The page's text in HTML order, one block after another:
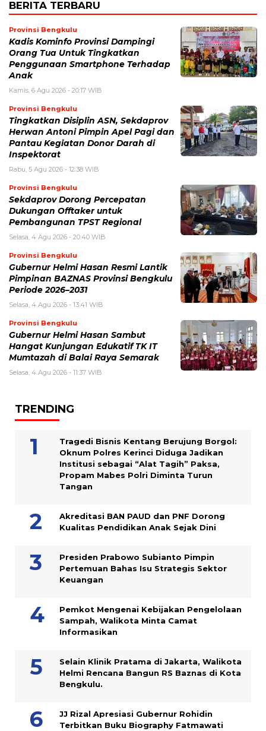
BERITA TERBARU
Provinsi Bengkulu
Kadis Kominfo Provinsi Dampingi
Orang Tua Untuk Tingkatkan
Penggunaan Smartphone Terhadap
Anak
Kamis, 6 Agu 2026 - 20:17 WIB
Provinsi Bengkulu
Tingkatkan Disiplin ASN, Sekdaprov
Herwan Antoni Pimpin Apel Pagi dan
Pantau Kegiatan Donor Darah di
Inspektorat
Rabu, 5 Agu 2026 - 12:38 WIB
Provinsi Bengkulu
Sekdaprov Dorong Percepatan
Dukungan Offtaker untuk
Pembangunan TPST Regional
Selasa, 4 Agu 2026 - 20:40 WIB
Provinsi Bengkulu
Gubernur Helmi Hasan Resmi Lantik
Pimpinan BAZNAS Provinsi Bengkulu
Periode 2026–2031
Selasa, 4 Agu 2026 - 13:41 WIB
Provinsi Bengkulu
Gubernur Helmi Hasan Sambut
Hangat Kunjungan Edukatif TK IT
Mumtazah di Balai Raya Semarak
Selasa, 4 Agu 2026 - 11:37 WIB
TRENDING
Tragedi Bisnis Kentang Berujung Borgol:
Oknum Polres Kerinci Diduga Jadikan
Institusi sebagai “Alat Tagih” Paksa,
Propam Mabes Polri Diminta Turun
Tangan
Akreditasi BAN PAUD dan PNF Dorong
Kualitas Pendidikan Anak Sejak Dini
Presiden Prabowo Subianto Pimpin
Pertemuan Bahas Isu Strategis Sektor
Keuangan
Pemkot Mengenai Kebijakan Pengelolaan
Sampah, Walikota Minta Camat
Informasikan
Selain Klinik Pratama di Jakarta, Walikota
Helmi Rencana Bangun RS Baznas di Kota
Bengkulu.
JJ Rizal Apresiasi Gubernur Rohidin
Terbitkan Buku Biography Fatmawati